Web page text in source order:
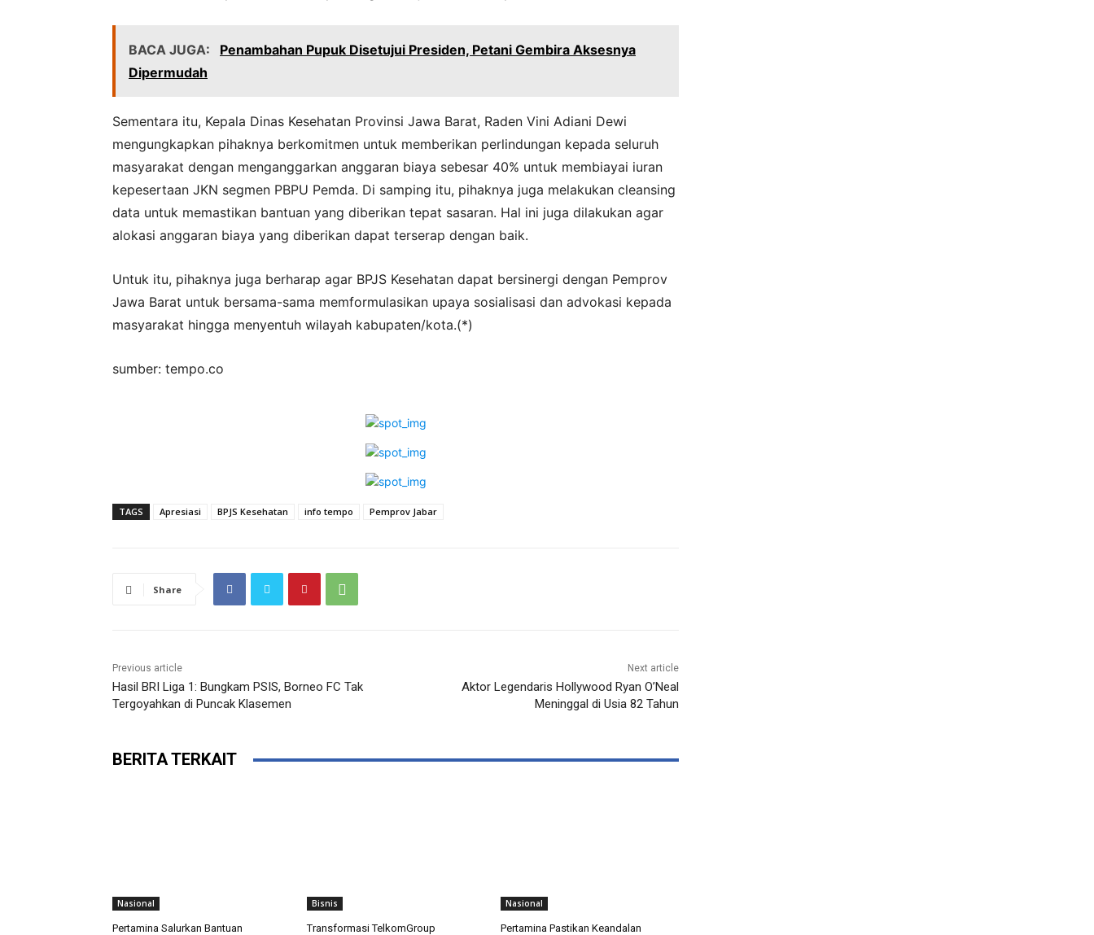
BACA JUGA:
Penambahan Pupuk Disetujui Presiden, Petani Gembira Aksesnya
Dipermudah
Sementara itu, Kepala Dinas Kesehatan Provinsi Jawa Barat, Raden Vini Adiani Dewi
mengungkapkan pihaknya berkomitmen untuk memberikan perlindungan kepada seluruh
masyarakat dengan menganggarkan anggaran biaya sebesar 40% untuk membiayai iuran
kepesertaan JKN segmen PBPU Pemda. Di samping itu, pihaknya juga melakukan cleansing
data untuk memastikan bantuan yang diberikan tepat sasaran. Hal ini juga dilakukan agar
alokasi anggaran biaya yang diberikan dapat terserap dengan baik.
Untuk itu, pihaknya juga berharap agar BPJS Kesehatan dapat bersinergi dengan Pemprov
Jawa Barat untuk bersama-sama memformulasikan upaya sosialisasi dan advokasi kepada
masyarakat hingga menyentuh wilayah kabupaten/kota.(*)
sumber: tempo.co
TAGS Apresiasi BPJS Kesehatan info tempo Pemprov Jabar
Share
Previous article
Hasil BRI Liga 1: Bungkam PSIS, Borneo FC Tak
Tergoyahkan di Puncak Klasemen
Next article
Aktor Legendaris Hollywood Ryan O’Neal
Meninggal di Usia 82 Tahun
BERITA TERKAIT
Nasional
Pertamina Salurkan Bantuan
Bisnis
Transformasi TelkomGroup
Nasional
Pertamina Pastikan Keandalan